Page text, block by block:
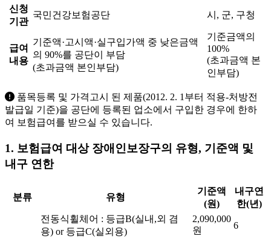
신청
기관
국민건강보험공단 시, 군, 구청
급여
내용
기준액·고시액·실구입가액 중 낮은금액
의 90%를 공단이 부담
(초과금액 본인부담)
기준금액의
100%
(초과금액 본
인부담)
품목등록 및 가격고시 된 제품(2012. 2. 1부터 적용-처방전
발급일 기준)을 공단에 등록된 업소에서 구입한 경우에 한하
여 보험급여를 받으실 수 있습니다.
1. 보험급여 대상 장애인보장구의 유형, 기준액 및
내구 연한
분류 유형
기준액
(원)
내구연
한(년)
전동식휠체어 : 등급B(실내,외 겸
용) or 등급C(실외용)
2,090,000
원
6